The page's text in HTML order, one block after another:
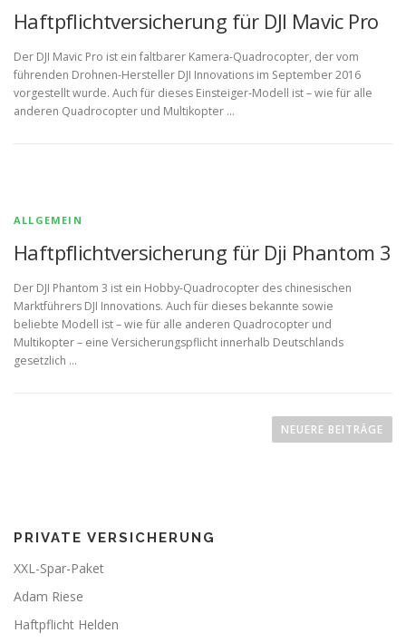
Haftpflichtversicherung für DJI Mavic Pro
Der DJI Mavic Pro ist ein faltbarer Kamera-Quadrocopter, der vom
führenden Drohnen-Hersteller DJI Innovations im September 2016
vorgestellt wurde. Auch für dieses Einsteiger-Modell ist – wie für alle
anderen Quadrocopter und Multikopter …
ALLGEMEIN
Haftpflichtversicherung für Dji Phantom 3
Der DJI Phantom 3 ist ein Hobby-Quadrocopter des chinesischen
Marktführers DJI Innovations. Auch für dieses bekannte sowie
beliebte Modell ist – wie für alle anderen Quadrocopter und
Multikopter – eine Versicherungspflicht innerhalb Deutschlands
gesetzlich …
g
s
n
a
NEUERE BEITRÄGE
PRIVATE VERSICHERUNG
XXL-Spar-Paket
Adam Riese
Haftpflicht Helden